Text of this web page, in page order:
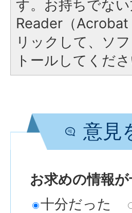
す。お持ちでな
Reader（
リックして、ソ
トールしてくださ
意見
お求めの情報
十分だった